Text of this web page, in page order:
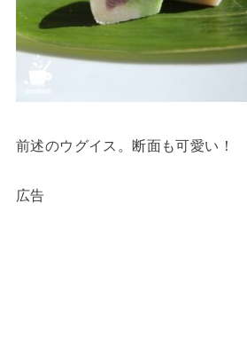
前述のウグイス。断面も可愛い！
広告